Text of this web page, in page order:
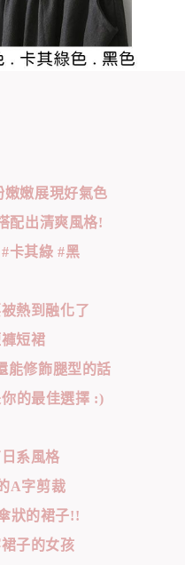
嫩嫩展現好氣色
配出清爽風格!
卡其綠 #黑
熱到融化了
短裙
能修飾腿型的話
的最佳選擇 :)
系風格
A字剪裁
狀的裙子!!
子的女孩